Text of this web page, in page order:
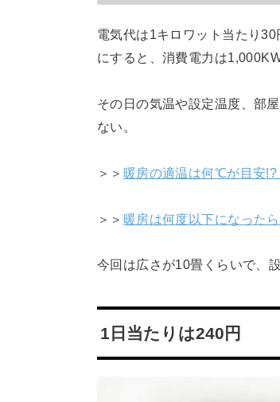
電気代は1キロワット当たり
にすると、消費電力は
その日の気温や設定温度、部
ない。
＞＞ 暖房の適温は何℃が目安!?
＞＞ 暖房は何度以下になった
今回は広さが10畳くらいで、
1日当たりは240円